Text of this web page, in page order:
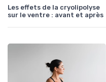
Les effets de la cryolipolyse
sur le ventre : avant et après